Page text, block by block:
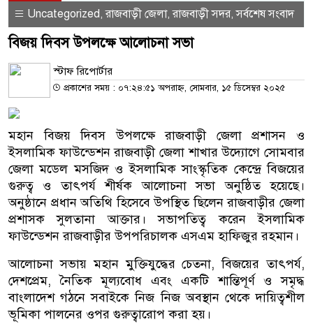
Uncategorized,রাজবাড়ী জেলা,রাজবাড়ী সদর,সর্বশেষ সংবাদ
বিজয় দিবস উপলক্ষে আলোচনা সভা
স্টাফ রিপোর্টার
প্রকাশের সময় : ০৭:২৪:৫১ অপরাহ্ন, সোমবার, ১৫ ডিসেম্বর ২০২৫
মহান বিজয় দিবস উপলক্ষে রাজবাড়ী জেলা প্রশাসন ও
ইসলামিক ফাউন্ডেশন রাজবাড়ী জেলা শাখার উদ্যোগে সোমবার
জেলা মডেল মসজিদ ও ইসলামিক সাংস্কৃতিক কেন্দ্রে বিজয়ের
গুরুত্ব ও তাৎপর্য শীর্ষক আলোচনা সভা অনুষ্ঠিত হয়েছে।
অনুষ্ঠানে প্রধান অতিথি হিসেবে উপস্থিত ছিলেন রাজবাড়ীর জেলা
প্রশাসক সুলতানা আক্তার। সভাপতিত্ব করেন ইসলামিক
ফাউন্ডেশন রাজবাড়ীর উপপরিচালক এসএম হাফিজুর রহমান।
আলোচনা সভায় মহান মুক্তিযুদ্ধের চেতনা, বিজয়ের তাৎপর্য,
দেশপ্রেম, নৈতিক মূল্যবোধ এবং একটি শান্তিপূর্ণ ও সমৃদ্ধ
বাংলাদেশ গঠনে সবাইকে নিজ নিজ অবস্থান থেকে দায়িত্বশীল
ভূমিকা পালনের ওপর গুরুত্বারোপ করা হয়।